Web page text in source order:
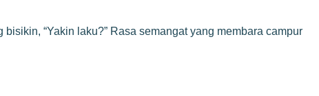
“Yakin laku?” Rasa semangat yang membara campur